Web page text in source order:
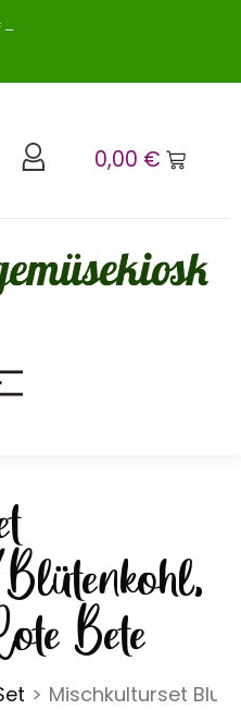
–
0,00 €
Bete
> Mischkulturset